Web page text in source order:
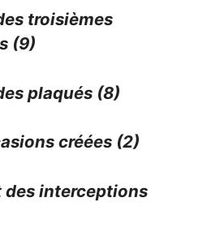
troisièmes
(9)
plaqués (8)
créées (2)
interceptions